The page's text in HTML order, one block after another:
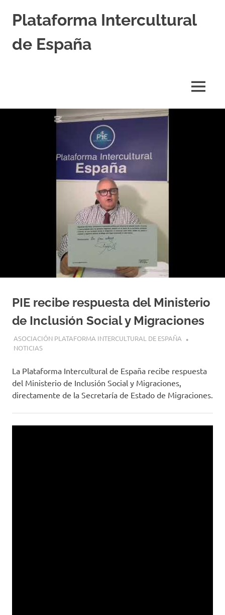
Plataforma Intercultural
de España
MENÚ
PIE recibe respuesta del Ministerio
de Inclusión Social y Migraciones
14 ABRIL, 2025
ASOCIACIÓN PLATAFORMA INTERCULTURAL DE ESPAÑA
NOTICIAS
La Plataforma Intercultural de España recibe respuesta
del Ministerio de Inclusión Social y Migraciones,
directamente de la Secretaría de Estado de Migraciones.